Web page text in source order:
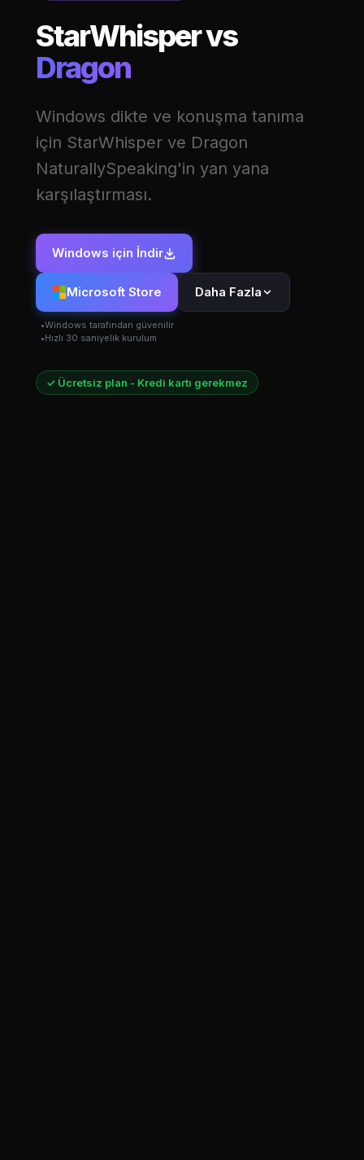
StarWhisper vs
Dragon
Windows dikte ve konuşma tanıma
için StarWhisper ve Dragon
NaturallySpeaking'in yan yana
karşılaştırması.
Windows için İndir
Microsoft Store
Windows tarafından güvenilir
Hızlı 30 saniyelik kurulum
Daha Fazla
✓ Ücretsiz plan - Kredi kartı gerekmez